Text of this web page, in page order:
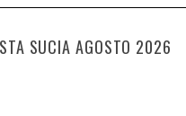
SUCIA AGOSTO 2026